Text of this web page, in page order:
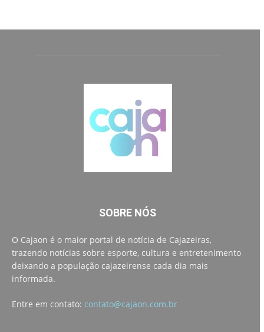
SOBRE NÓS
O Cajaon é o maior portal de notícia de Cajazeiras,
trazendo notícias sobre esporte, cultura e entretenimento
deixando a população cajazeirense cada dia mais
informada.
Entre em contato: contato@cajaon.com.br